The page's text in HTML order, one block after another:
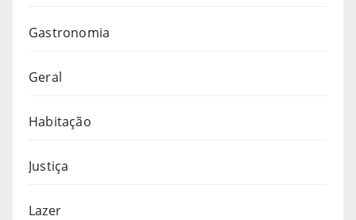
Gastronomia
Geral
Habitação
Justiça
Lazer